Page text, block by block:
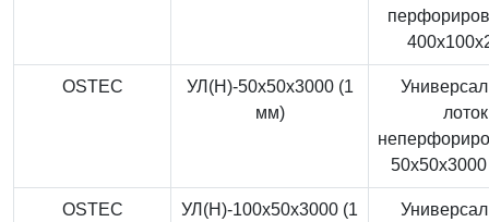
OSTEC
УЛ(Н)-50x50x3000 (1
мм)
лоток
OSTEC
УЛ(Н)-100x50x3000 (1